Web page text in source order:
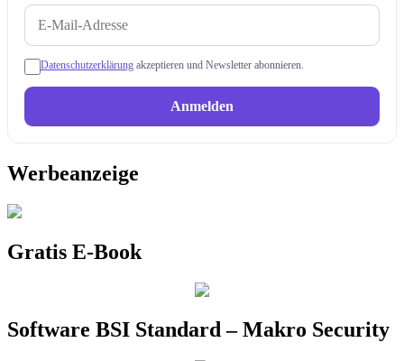
Datenschutzerklärung akzeptieren und Newsletter abonnieren.
Anmelden
Werbeanzeige
Gratis E-Book
Software BSI Standard – Makro Security